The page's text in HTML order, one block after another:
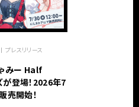
プレスリリース
みー Half
登場！2026年7
売開始！